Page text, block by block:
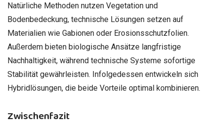
Natürliche Methoden nutzen Vegetation und
Bodenbedeckung, technische Lösungen setzen auf
Materialien wie Gabionen oder Erosionsschutzfolien.
Außerdem bieten biologische Ansätze langfristige
Nachhaltigkeit, während technische Systeme sofortige
Stabilität gewährleisten. Infolgedessen entwickeln sich
Hybridlösungen, die beide Vorteile optimal kombinieren.
Zwischenfazit